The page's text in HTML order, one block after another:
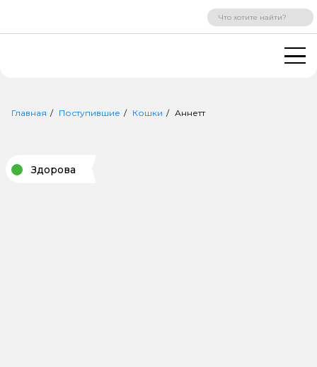
ВХОД РЕГИСТРАЦИЯ
Главная Поступившие Кошки Аннетт
Здорова